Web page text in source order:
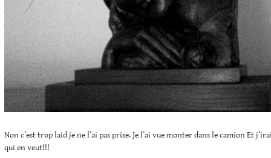
Non c’est trop laid je ne l’ai pas prise. Je l’ai vue monter dans le camion Et
qui en veut!!!